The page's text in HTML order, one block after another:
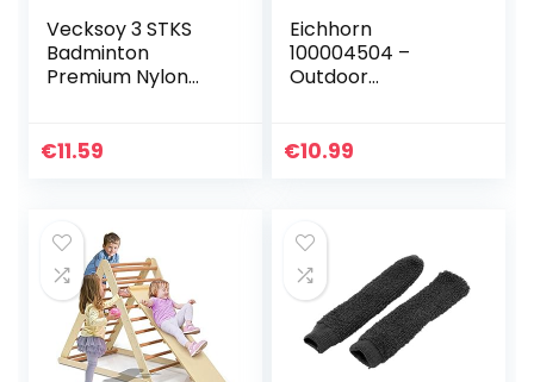
Vecksoy 3 STKS
Badminton
Premium Nylon
Stabiliteit &
€11.59
Eichhorn
100004504 –
Outdoor
getest – Lengte:
€10.99